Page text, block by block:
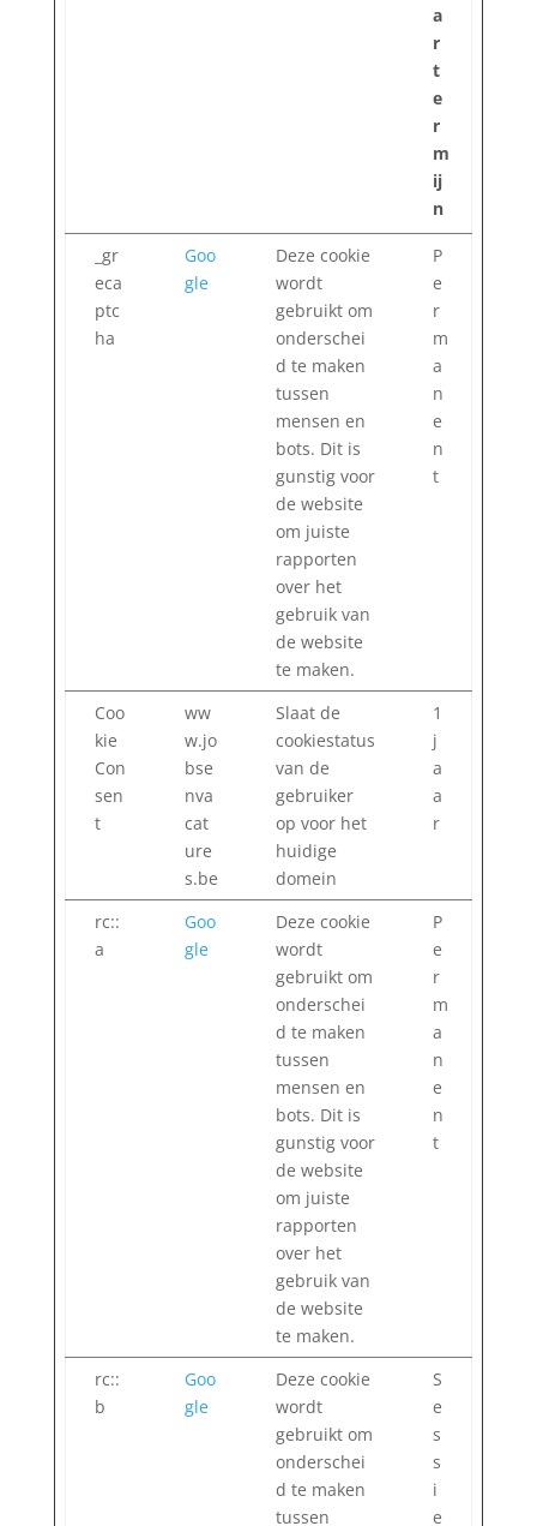
a
r
t
e
r
m
ij
n
_gr
eca
ptc
ha
Goo
gle
Deze cookie
wordt
gebruikt om
onderschei
d te maken
tussen
mensen en
bots. Dit is
gunstig voor
de website
om juiste
rapporten
over het
gebruik van
de website
te maken.
P
e
r
m
a
n
e
n
t
Coo
kie
Con
sen
t
ww
w.jo
bse
nva
cat
ure
s.be
Slaat de
cookiestatus
van de
gebruiker
op voor het
huidige
domein
1
j
a
a
r
rc::
a
Goo
gle
Deze cookie
wordt
gebruikt om
onderschei
d te maken
tussen
mensen en
bots. Dit is
gunstig voor
de website
om juiste
rapporten
over het
gebruik van
de website
te maken.
P
e
r
m
a
n
e
n
t
rc::
b
Goo
gle
Deze cookie
wordt
gebruikt om
onderschei
d te maken
tussen
S
e
s
s
i
e